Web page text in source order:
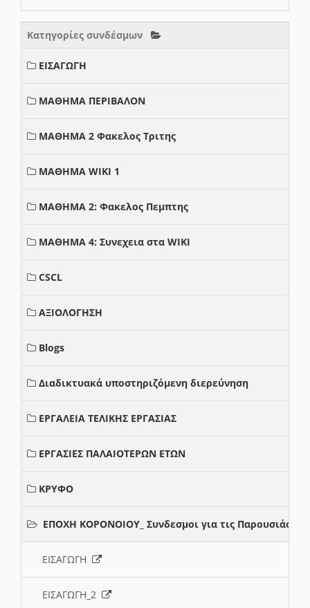
Κατηγορίες συνδέσμων
ΕΙΣΑΓΩΓΗ
ΜΑΘΗΜΑ ΠΕΡΙΒΑΛΟΝ
ΜΑΘΗΜΑ 2 Φακελος Τριτης
ΜΑΘΗΜΑ WIKI 1
ΜΑΘΗΜΑ 2: Φακελος Πεμπτης
ΜΑΘΗΜΑ 4: Συνεχεια στα WIKI
CSCL
ΑΞΙΟΛΟΓΗΣΗ
Blogs
Διαδικτυακά υποστηριζόμενη διερεύνηση
ΕΡΓΑΛΕΙΑ ΤΕΛΙΚΗΣ ΕΡΓΑΣΙΑΣ
ΕΡΓΑΣΙΕΣ ΠΑΛΑΙΟΤΕΡΩΝ ΕΤΩΝ
ΚΡΥΦΟ
ΕΠΟΧΗ ΚΟΡΟΝΟΙΟΥ_ Συνδεσμοι για τις Παρουσιάσεις
ΕΙΣΑΓΩΓΗ
ΕΙΣΑΓΩΓΗ_2